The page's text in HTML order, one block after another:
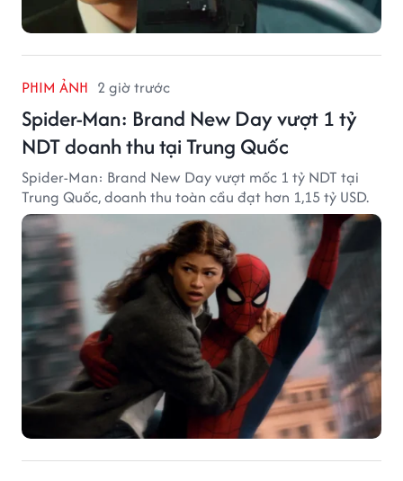
PHIM ẢNH 2 giờ trước
Spider-Man: Brand New Day vượt 1 tỷ
NDT doanh thu tại Trung Quốc
Spider-Man: Brand New Day vượt mốc 1 tỷ NDT tại
Trung Quốc, doanh thu toàn cầu đạt hơn 1,15 tỷ USD.